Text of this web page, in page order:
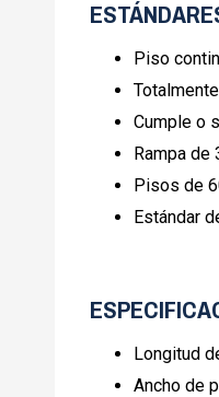
Piso
Cumple o
Rampa de
Pisos de
Estándar
Longitud
Ancho de